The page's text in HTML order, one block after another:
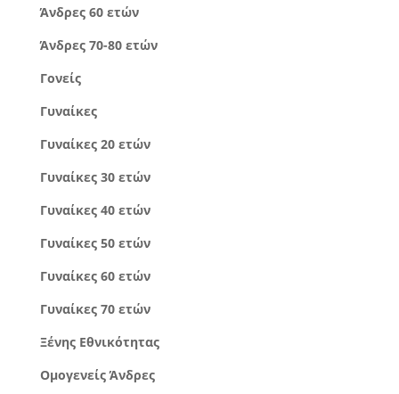
Άνδρες 60 ετών
Άνδρες 70-80 ετών
Γονείς
Γυναίκες
Γυναίκες 20 ετών
Γυναίκες 30 ετών
Γυναίκες 40 ετών
Γυναίκες 50 ετών
Γυναίκες 60 ετών
Γυναίκες 70 ετών
Ξένης Εθνικότητας
Ομογενείς Άνδρες